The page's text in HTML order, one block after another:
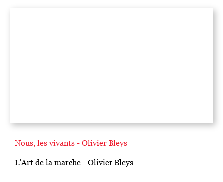
Nous, les vivants - Olivier Bleys
L'Art de la marche - Olivier Bleys